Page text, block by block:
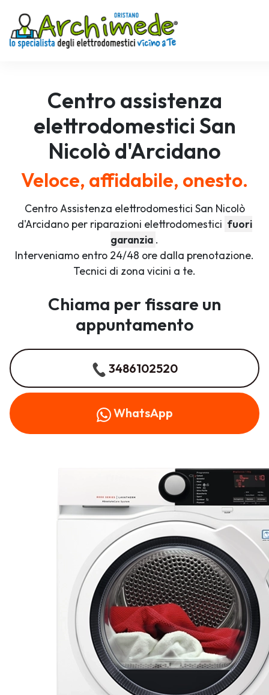
Centro assistenza
elettrodomestici San
Nicolò d'Arcidano
Veloce, affidabile, onesto.
Centro Assistenza elettrodomestici San Nicolò
d'Arcidano per riparazioni elettrodomestici fuori
garanzia .
Interveniamo entro 24/48 ore dalla prenotazione.
Tecnici di zona vicini a te.
Chiama per fissare un
appuntamento
3486102520
WhatsApp